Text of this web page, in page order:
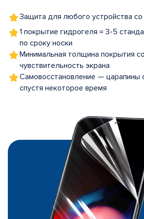
Защита для любого устройства со
1 покрытие гидрогеля = 3-5
по сроку носки
Минимальная толщина покрытия
чувствительность экрана
Самовосстановление — царапины
спустя некоторое время